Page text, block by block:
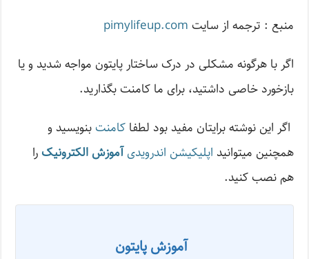
منبع : ترجمه از سایت pimylifeup.com
اگر با هرگونه مشکلی در درک ساختار پایتون مواجه شدید و یا
بازخورد خاصی داشتید، برای ما کامنت بگذارید.
اگر این نوشته‌ برایتان مفید بود لطفاکامنت بنویسید و
همچنین میتوانید اپلیکیشن اندرویدیآموزش الکترونیک را
هم نصب کنید.
آموزش پایتون